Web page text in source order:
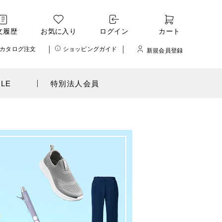
履歴 お気に入り ログイン カート
カタログ注文 ショッピングガイド 新規会員登録
特別法人会員